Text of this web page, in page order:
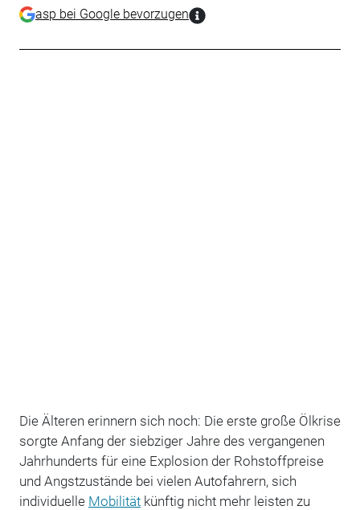
asp bei Google bevorzugen
Die Älteren erinnern sich noch: Die erste große Ölkrise
sorgte Anfang der siebziger Jahre des vergangenen
Jahrhunderts für eine Explosion der Rohstoffpreise
und Angstzustände bei vielen Autofahrern, sich
individuelle Mobilitätkünftig nicht mehr leisten zu